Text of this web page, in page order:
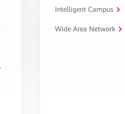
Intelligent Campus
Wide Area Network